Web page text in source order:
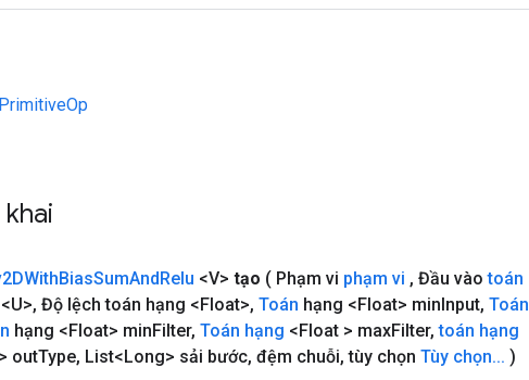
BiasSumAndRelu <V> tạo ( Phạm vi phạm vi , Đầu vàotoán
, Độ lệch toán hạng <Float>, Toán hạng <Float> minInput, Toán
hạng <Float> minFilter, Toán hạng <Float > maxFilter, toán hạng
outType, List<Long> sải bước, đệm chuỗi, tùy chọn Tùy chọn... )